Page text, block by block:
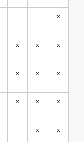
x
x x x
x x x
x x x
x x